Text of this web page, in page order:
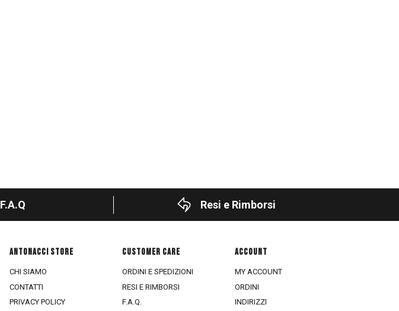
F.A.Q Resi e Rimborsi
ANTONACCI STORE
CHI SIAMO
CONTATTI
PRIVACY POLICY
CUSTOMER CARE
ORDINI E SPEDIZIONI
RESI E RIMBORSI
F.A.Q.
ACCOUNT
MY ACCOUNT
ORDINI
INDIRIZZI